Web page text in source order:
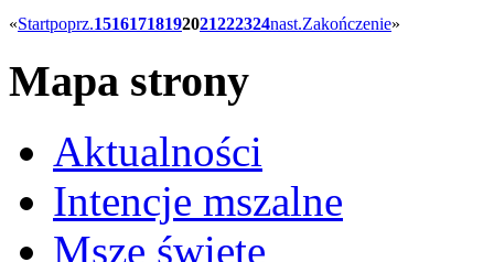
«Startpoprz.15161718192021222324nast.Zakończenie»
Mapa strony
Aktualności
Intencje mszalne
Msze święte